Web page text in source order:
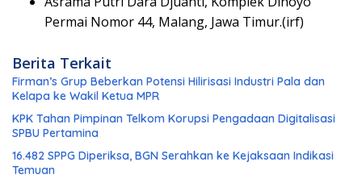
Permai Nomor 44, Malang, Jawa Timur.(irf)
Berita Terkait
Firman’s Grup Beberkan Potensi Hilirisasi Industri Pala dan
Kelapa ke Wakil Ketua MPR
KPK Tahan Pimpinan Telkom Korupsi Pengadaan Digitalisasi
SPBU Pertamina
16.482 SPPG Diperiksa, BGN Serahkan ke Kejaksaan Indikasi
Temuan